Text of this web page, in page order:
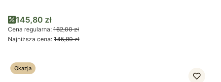
Cena promocyjna
145,80 zł
Cena regularna: 162,00 zł
Najniższa cena: 145,80 zł
Okazja